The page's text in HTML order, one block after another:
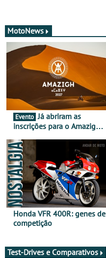
MotoNews
Evento Já abriram as
inscrições para o Amazigh
Marrocos, de 23 abril a 1
maio - The ultimate
experience in Morocco
Honda VFR 400R: genes de
competição
Test-Drives e Comparativos